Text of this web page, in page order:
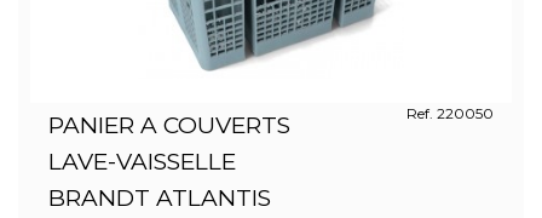
PANIER A COUVERTS
LAVE-VAISSELLE
BRANDT ATLANTIS
Ref. 220050